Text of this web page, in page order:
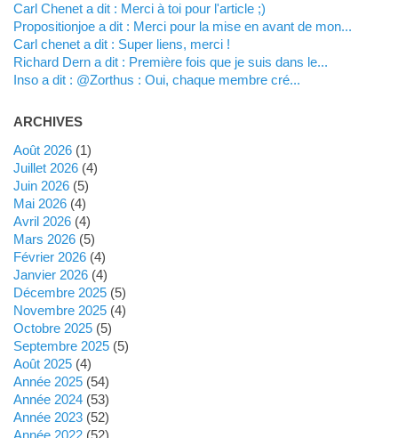
Carl Chenet a dit : Merci à toi pour l'article ;)
propositionjoe a dit : Merci pour la mise en avant de mon...
Carl chenet a dit : Super liens, merci !
Richard Dern a dit : Première fois que je suis dans le...
inso a dit : @Zorthus : Oui, chaque membre cré...
ARCHIVES
août 2026(1)
juillet 2026(4)
juin 2026(5)
mai 2026(4)
avril 2026(4)
mars 2026(5)
février 2026(4)
janvier 2026(4)
décembre 2025(5)
novembre 2025(4)
octobre 2025(5)
septembre 2025(5)
août 2025(4)
année 2025(54)
année 2024(53)
année 2023(52)